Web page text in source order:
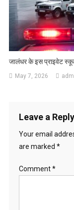
जालंधर के इस प्राइवेट
May 7, 2026
Leave a Reply
Your email
are marked *
Comment*